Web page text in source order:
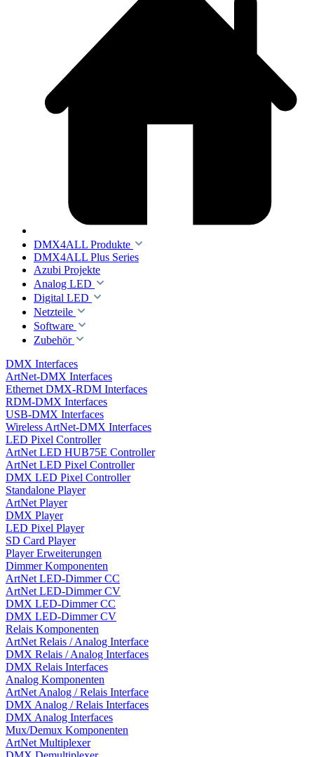
DMX4ALL Produkte
DMX4ALL Plus Series
Azubi Projekte
Analog LED
Digital LED
Netzteile
Software
Zubehör
DMX Interfaces
ArtNet-DMX Interfaces
Ethernet DMX-RDM Interfaces
RDM-DMX Interfaces
USB-DMX Interfaces
Wireless ArtNet-DMX Interfaces
LED Pixel Controller
ArtNet LED HUB75E Controller
ArtNet LED Pixel Controller
DMX LED Pixel Controller
Standalone Player
ArtNet Player
DMX Player
LED Pixel Player
SD Card Player
Player Erweiterungen
Dimmer Komponenten
ArtNet LED-Dimmer CC
ArtNet LED-Dimmer CV
DMX LED-Dimmer CC
DMX LED-Dimmer CV
Relais Komponenten
ArtNet Relais / Analog Interface
DMX Relais / Analog Interfaces
DMX Relais Interfaces
Analog Komponenten
ArtNet Analog / Relais Interface
DMX Analog / Relais Interfaces
DMX Analog Interfaces
Mux/Demux Komponenten
ArtNet Multiplexer